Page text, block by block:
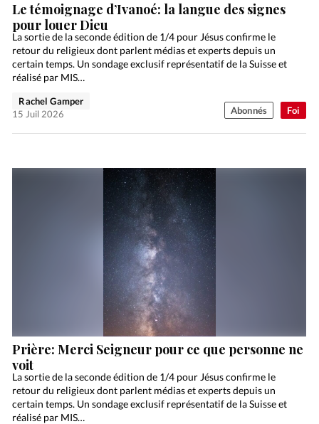
Foi
Le témoignage d’Ivanoé: la langue des signes
pour louer Dieu
La sortie de la seconde édition de 1/4 pour Jésus confirme le
retour du religieux dont parlent médias et experts depuis un
certain temps. Un sondage exclusif représentatif de la Suisse et
réalisé par MIS…
Rachel Gamper
15 Juil 2026
Abonnés
Prière: Merci Seigneur pour ce que personne ne
voit
La sortie de la seconde édition de 1/4 pour Jésus confirme le
retour du religieux dont parlent médias et experts depuis un
certain temps. Un sondage exclusif représentatif de la Suisse et
réalisé par MIS…